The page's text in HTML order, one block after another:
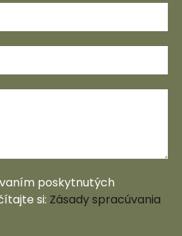
poskytnutých
si: Zásady spracúvania